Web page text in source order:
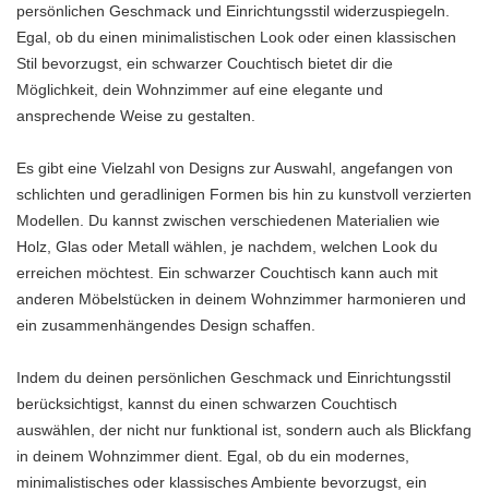
persönlichen Geschmack und Einrichtungsstil widerzuspiegeln.
Egal, ob du einen minimalistischen Look oder einen klassischen
Stil bevorzugst, ein schwarzer Couchtisch bietet dir die
Möglichkeit, dein Wohnzimmer auf eine elegante und
ansprechende Weise zu gestalten.
Es gibt eine Vielzahl von Designs zur Auswahl, angefangen von
schlichten und geradlinigen Formen bis hin zu kunstvoll verzierten
Modellen. Du kannst zwischen verschiedenen Materialien wie
Holz, Glas oder Metall wählen, je nachdem, welchen Look du
erreichen möchtest. Ein schwarzer Couchtisch kann auch mit
anderen Möbelstücken in deinem Wohnzimmer harmonieren und
ein zusammenhängendes Design schaffen.
Indem du deinen persönlichen Geschmack und Einrichtungsstil
berücksichtigst, kannst du einen schwarzen Couchtisch
auswählen, der nicht nur funktional ist, sondern auch als Blickfang
in deinem Wohnzimmer dient. Egal, ob du ein modernes,
minimalistisches oder klassisches Ambiente bevorzugst, ein